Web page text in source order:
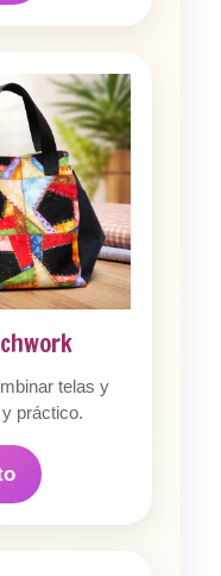
telas y
práctico.